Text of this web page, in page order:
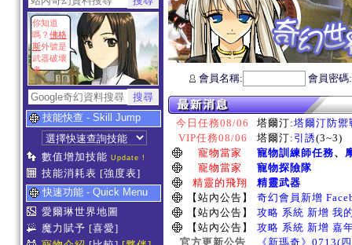
你知道
嗎？ 佛格
斯外號是
武器破壞
者
技能快查 - Skill Jump
數值增加技能 Update !
技能消耗表 [強度表]
快速功能 - Quick Menu
愛爾琳世界地圖
魔力賦予 [喜愛]
會員名稱: 會員密
今日任務08/06 塔爾汀:塔爾汀防禦
VIP任務08/06
塔爾汀: 引誘(3~3)
寵物當家
寵物訓練師任務、
寵物當家
寵物探險隊
精靈的飛翔
精靈武器
【站內公告】
奇幻會員新增
【站內公告】
攻略 系統 新增 我
【站內公告】
攻略 系統 新增 嘉
官方更新公告
《新瑪奇》0713(